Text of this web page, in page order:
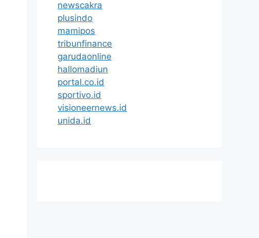
newscakra
plusindo
mamipos
tribunfinance
garudaonline
hallomadiun
portal.co.id
sportivo.id
visioneernews.id
unida.id